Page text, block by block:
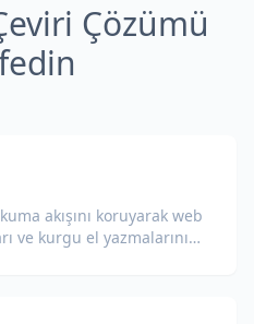
Çözümü
akışını koruyarak web
ve kurgu el yazmalarını